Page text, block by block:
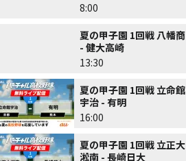
8:00
夏の甲子園 1回戦 八幡商
- 健大高崎
13:30
夏の甲子園 1回戦 立命館
宇治 - 有明
16:00
夏の甲子園 1回戦 立正大
淞南 - 長崎日大